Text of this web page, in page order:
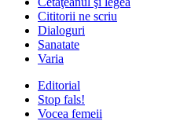
Cititorii ne scriu
Dialoguri
Sanatate
Varia
Editorial
Stop fals!
Vocea femeii